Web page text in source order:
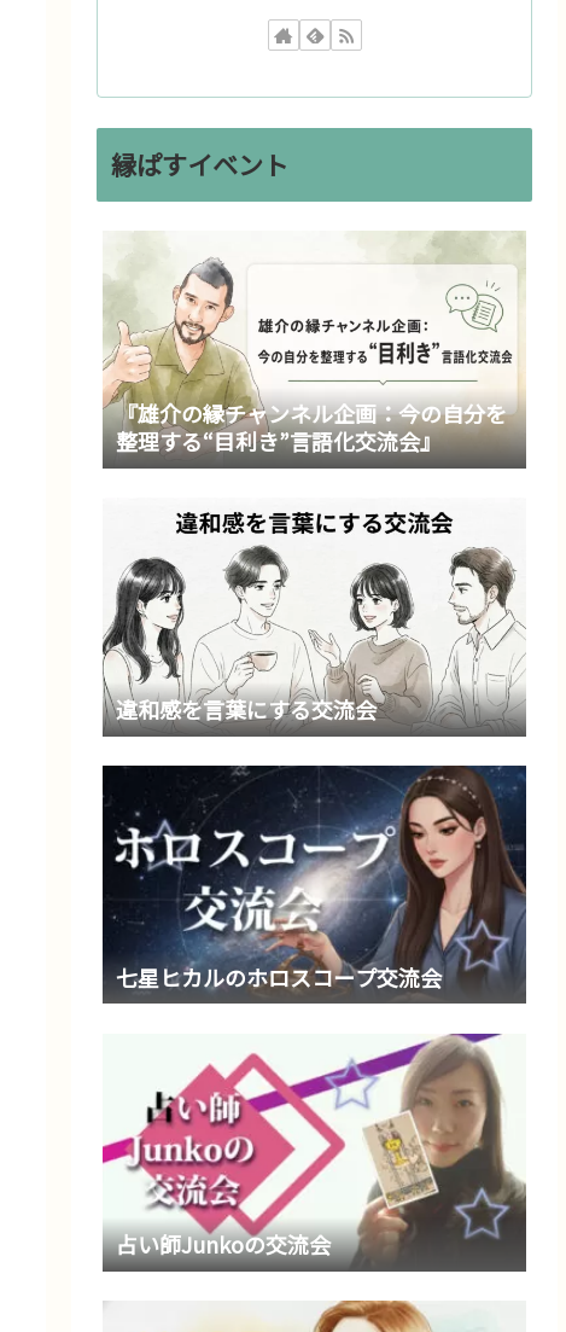
縁ぱすイベント
『雄介の縁チャンネル企画：今の自分を
整理する“目利き”言語化交流会』
違和感を言葉にする交流会
七星ヒカルのホロスコープ交流会
占い師Junkoの交流会